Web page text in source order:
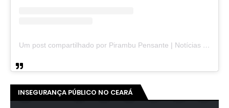
Um post compartilhado por Pirambu Pensante | Notícias & Entretenimento (@pirambupensante)
INSEGURANÇA PÚBLICO NO CEARÁ